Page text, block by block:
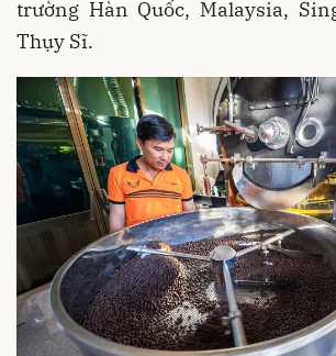
trường Hàn Quốc, Malaysia,
Thụy Sĩ.